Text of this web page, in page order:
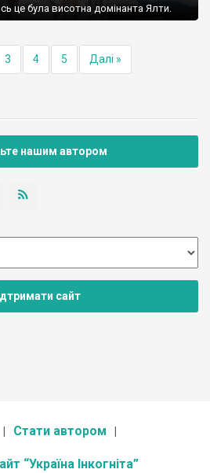
це була висотна домінанта Ялти.
3 4 5 Далі »
нашим автором
сайт
Стати автором
“Україна Інкогніта”